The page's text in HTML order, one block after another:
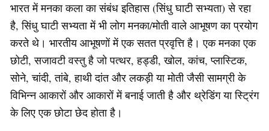
भारत में मनका कला का संबंध इतिहास (सिंधु घाटी सभ्यता) से रहा
है, सिंधु घाटी सभ्यता में भी लोग मनका/मोती वाले आभूषण का प्रयोग
करते थे। भारतीय आभूषणों में एक सतत प्रवृत्ति है। एक मनका एक
छोटी, सजावटी वस्तु है जो पत्थर, हड्डी, खोल, कांच, प्लास्टिक,
सोने, चांदी, तांबे, हाथी दांत और लकड़ी या मोती जैसी सामग्री के
विभिन्न आकारों और आकारों में बनाई जाती है और थ्रेडिंग या स्ट्रिंग
के लिए एक छोटा छेद होता है।